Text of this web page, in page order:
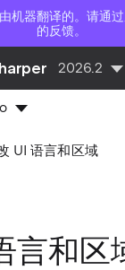
机器翻译的。请通
的反馈。
2026.2
UI 语言和区域
言和区